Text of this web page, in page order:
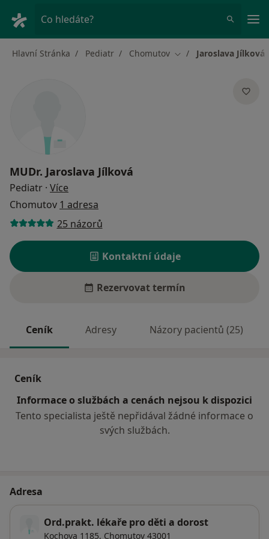
Co hledáte?
Hlavní Stránka Pediatr Chomutov Změna města
Jaroslava Jílková
MUDr. Jaroslava Jílková
Pediatr · Více
Chomutov 1 adresa
25 názorů
Kontaktní údaje
Rezervovat termín
Ceník Adresy Názory pacientů (25)
Ceník
Informace o službách a cenách nejsou k dispozici
Tento specialista ještě nepřidával žádné informace o
svých službách.
Adresa
Ord.prakt. lékaře pro děti a dorost
Kochova 1185, Chomutov 43001